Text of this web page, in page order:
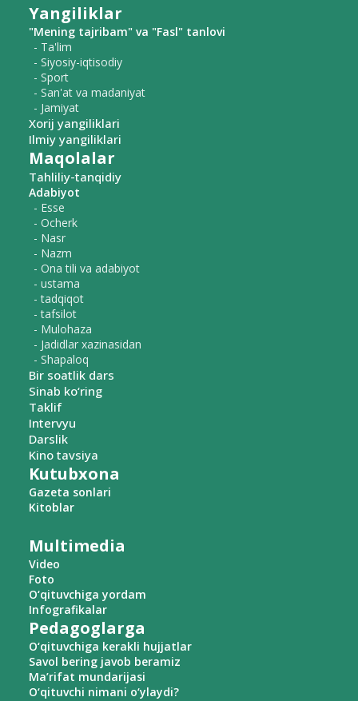
Yangiliklar
"Mening tajribam" va "Fasl" tanlovi
- Ta'lim
- Siyosiy-iqtisodiy
- Sport
- San'at va madaniyat
- Jamiyat
Xorij yangiliklari
Ilmiy yangiliklari
Maqolalar
Tahliliy-tanqidiy
Adabiyot
- Esse
- Ocherk
- Nasr
- Nazm
- Ona tili va adabiyot
- ustama
- tadqiqot
- tafsilot
- Mulohaza
- Jadidlar xazinasidan
- Shapaloq
Bir soatlik dars
Sinab ko‘ring
Taklif
Intervyu
Darslik
Kino tavsiya
Kutubxona
Gazeta sonlari
Kitoblar
Multimedia
Video
Foto
O‘qituvchiga yordam
Infografikalar
Pedagoglarga
O‘qituvchiga kerakli hujjatlar
Savol bering javob beramiz
Ma’rifat mundarijasi
O‘qituvchi nimani o‘ylaydi?